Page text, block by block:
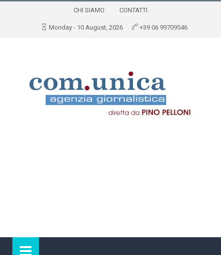
CHI SIAMO CONTATTI
Monday - 10 August, 2026 +39 06 99709546